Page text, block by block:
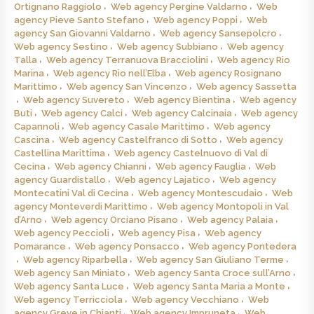
Ortignano Raggiolo Web agency Pergine Valdarno
Web
agency Pieve Santo Stefano
Web agency Poppi
Web
agency San Giovanni Valdarno
Web agency Sansepolcro
Web agency Sestino
Web agency Subbiano
Web agency
Talla
Web agency Terranuova Bracciolini
Web agency Rio
Marina
Web agency Rio nell’Elba
Web agency Rosignano
Marittimo
Web agency San Vincenzo
Web agency Sassetta
Web agency Suvereto
Web agency Bientina
Web agency
Buti
Web agency Calci Web agency Calcinaia
Web agency
Capannoli
Web agency Casale Marittimo
Web agency
Cascina
Web agency Castelfranco di Sotto
Web agency
Castellina Marittima
Web agency Castelnuovo di Val di
Cecina
Web agency Chianni Web agency Fauglia
Web
agency Guardistallo
Web agency Lajatico
Web agency
Montecatini Val di Cecina
Web agency Montescudaio
Web
agency Monteverdi Marittimo
Web agency Montopoli in Val
d’Arno
Web agency Orciano Pisano
Web agency Palaia
Web agency Peccioli
Web agency Pisa
Web agency
Pomarance
Web agency Ponsacco
Web agency Pontedera
Web agency Riparbella
Web agency San Giuliano Terme
Web agency San Miniato
Web agency Santa Croce sull’Arno
Web agency Santa Luce
Web agency Santa Maria a Monte
Web agency Terricciola
Web agency Vecchiano
Web